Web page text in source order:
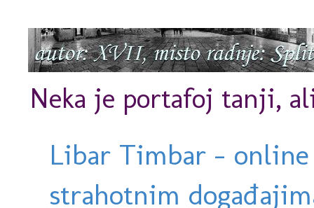
Neka je portafoj tanji,
Libar Timbar -
strahotnim